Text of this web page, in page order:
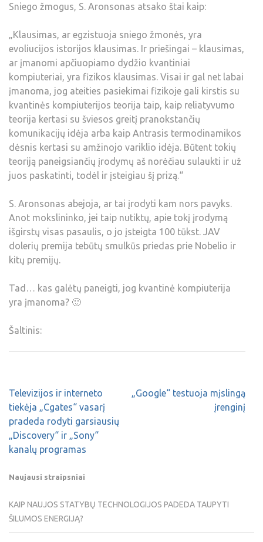
Sniego žmogus, S. Aronsonas atsako štai kaip:
„Klausimas, ar egzistuoja sniego žmonės, yra
evoliucijos istorijos klausimas. Ir priešingai – klausimas,
ar įmanomi apčiuopiamo dydžio kvantiniai
kompiuteriai, yra fizikos klausimas. Visai ir gal net labai
įmanoma, jog ateities pasiekimai fizikoje gali kirstis su
kvantinės kompiuterijos teorija taip, kaip reliatyvumo
teorija kertasi su šviesos greitį pranokstančių
komunikacijų idėja arba kaip Antrasis termodinamikos
dėsnis kertasi su amžinojo variklio idėja. Būtent tokių
teoriją paneigsiančių įrodymų aš norėčiau sulaukti ir už
juos paskatinti, todėl ir įsteigiau šį prizą.“
S. Aronsonas abejoja, ar tai įrodyti kam nors pavyks.
Anot mokslininko, jei taip nutiktų, apie tokį įrodymą
išgirstų visas pasaulis, o jo įsteigta 100 tūkst. JAV
dolerių premija tebūtų smulkūs priedas prie Nobelio ir
kitų premijų.
Tad… kas galėtų paneigti, jog kvantinė kompiuterija
yra įmanoma? 🙂
Šaltinis:
Televizijos ir interneto
tiekėja „Cgates“ vasarį
pradeda rodyti garsiausių
„Discovery“ ir „Sony“
kanalų programas
„Google“ testuoja mįslingą
įrenginį
Naujausi straipsniai
KAIP NAUJOS STATYBŲ TECHNOLOGIJOS PADEDA TAUPYTI
ŠILUMOS ENERGIJĄ?